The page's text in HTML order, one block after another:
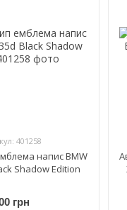
401258
напис BMW
Shadow Edition
грн